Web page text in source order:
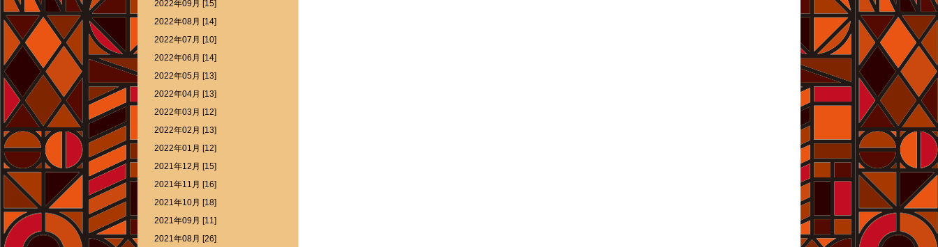
2022年09月 [15]
2022年08月 [14]
2022年07月 [10]
2022年06月 [14]
2022年05月 [13]
2022年04月 [13]
2022年03月 [12]
2022年02月 [13]
2022年01月 [12]
2021年12月 [15]
2021年11月 [16]
2021年10月 [18]
2021年09月 [11]
2021年08月 [26]